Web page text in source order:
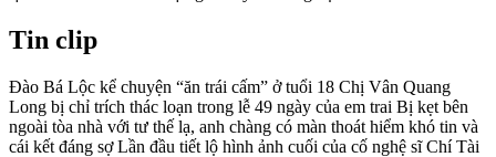
Tin clip
Đào Bá Lộc kể chuyện “ăn trái cấm” ở tuổi 18 Chị Vân Quang
Long bị chỉ trích thác loạn trong lễ 49 ngày của em trai Bị kẹt bên
ngoài tòa nhà với tư thế lạ, anh chàng có màn thoát hiểm khó tin và
cái kết đáng sợ Lần đầu tiết lộ hình ảnh cuối của cố nghệ sĩ Chí Tài